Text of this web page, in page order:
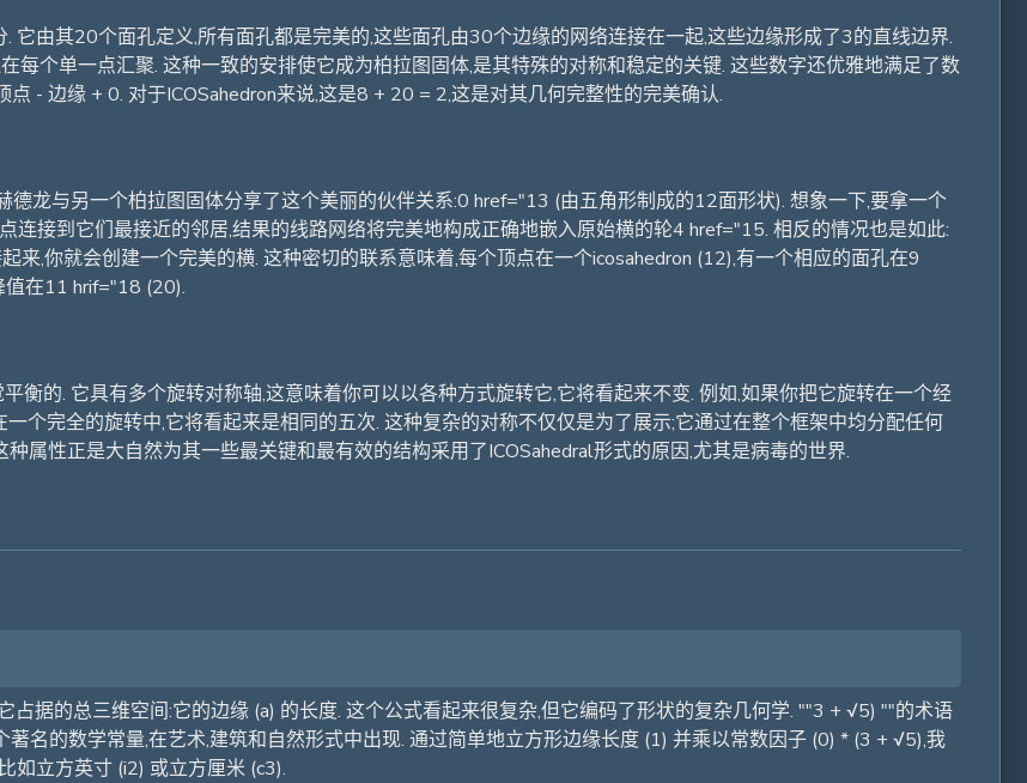
它由其20个面孔定义,所有面孔都是完美的,这些面孔由30个边缘的网络连接在一起,这些边缘形成了3的直线边界.
个单一点汇聚. 这种一致的安排使它成为柏拉图固体,是其特殊的对称和稳定的关键. 这些数字还优雅地满足了数
- 边缘 + 0. 对于ICOSahedron来说,这是8 + 20 = 2,这是对其几何完整性的完美确认.
龙与另一个柏拉图固体分享了这个美丽的伙伴关系:0 href="13 (由五角形制成的12面形状). 想象一下,要拿一个
接到它们最接近的邻居,结果的线路网络将完美地构成正确地嵌入原始横的轮4 href="15. 相反的情况也是如此:
,你就会创建一个完美的横. 这种密切的联系意味着,每个顶点在一个icosahedron (12),有一个相应的面孔在9
值在11 hrif="18 (20).
衡的. 它具有多个旋转对称轴,这意味着你可以以各种方式旋转它,它将看起来不变. 例如,如果你把它旋转在一个经
个完全的旋转中,它将看起来是相同的五次. 这种复杂的对称不仅仅是为了展示;它通过在整个框架中均分配任何
属性正是大自然为其一些最关键和最有效的结构采用了ICOSahedral形式的原因,尤其是病毒的世界.
占据的总三维空间:它的边缘 (a) 的长度. 这个公式看起来很复杂,但它编码了形状的复杂几何学. ""3 + √5) ""的术语
名的数学常量,在艺术,建筑和自然形式中出现. 通过简单地立方形边缘长度 (1) 并乘以常数因子 (0) * (3 + √5),我
如立方英寸 (i2) 或立方厘米 (c3).